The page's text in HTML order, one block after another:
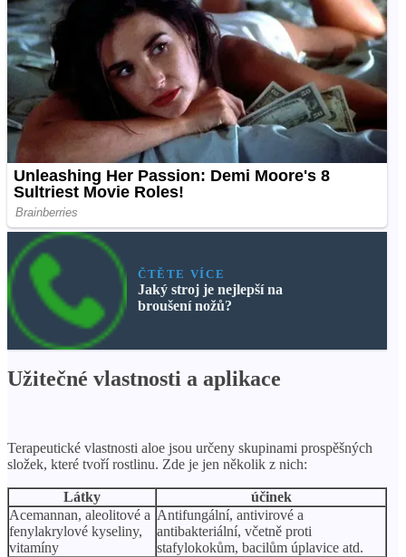
ČTĚTE VÍCE
Jaký stroj je nejlepší na
broušení nožů?
Užitečné vlastnosti a aplikace
Terapeutické vlastnosti aloe jsou určeny skupinami prospěšných
složek, které tvoří rostlinu. Zde je jen několik z nich:
Látky
účinek
Acemannan, aleolitové a
fenylakrylové kyseliny,
vitamíny
Antifungální, antivirové a
antibakteriální, včetně proti
stafylokokům, bacilům úplavice atd.